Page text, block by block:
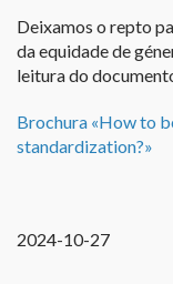
Deixamos o repto
da equidade de
leitura do
Brochura «How to
standardization?»
2024-10-27